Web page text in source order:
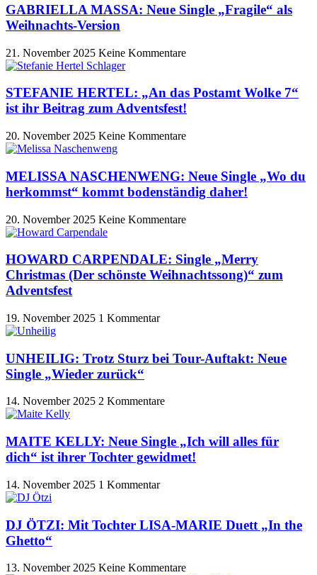
GABRIELLA MASSA: Neue Single „Fragile“ als
Weihnachts-Version
21. November 2025 Keine Kommentare
STEFANIE HERTEL: „An das Postamt Wolke 7“
ist ihr Beitrag zum Adventsfest!
20. November 2025 Keine Kommentare
MELISSA NASCHENWENG: Neue Single „Wo du
herkommst“ kommt bodenständig daher!
20. November 2025 Keine Kommentare
HOWARD CARPENDALE: Single „Merry
Christmas (Der schönste Weihnachtssong)“ zum
Adventsfest
19. November 2025 1 Kommentar
UNHEILIG: Trotz Sturz bei Tour-Auftakt: Neue
Single „Wieder zurück“
14. November 2025 2 Kommentare
MAITE KELLY: Neue Single „Ich will alles für
dich“ ist ihrer Tochter gewidmet!
14. November 2025 1 Kommentar
DJ ÖTZI: Mit Tochter LISA-MARIE Duett „In the
Ghetto“
13. November 2025 Keine Kommentare